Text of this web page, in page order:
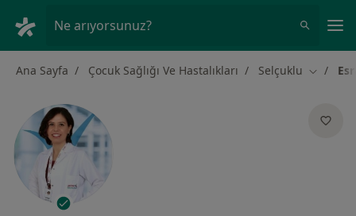
Ne arıyorsunuz?
Ana Sayfa Çocuk Sağlığı Ve Hastalıkları Selçuklu Şehir